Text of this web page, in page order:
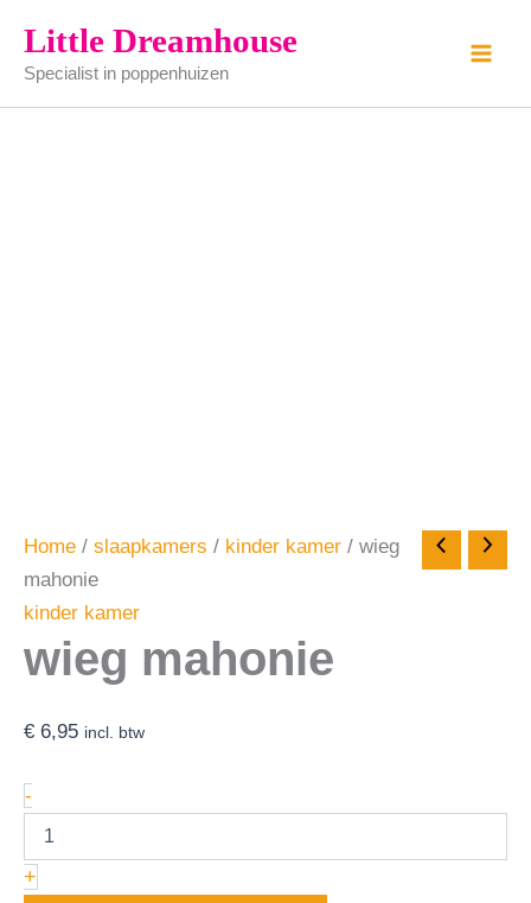
naar
inhoud
Little Dreamhouse
Specialist in poppenhuizen
Home / slaapkamers / kinder kamer / wieg
mahonie
kinder kamer
wieg mahonie
€ 6,95 incl. btw
-
mahonie
aantal
+